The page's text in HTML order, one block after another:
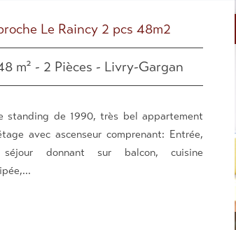
Le Raincy 2 pcs 48m2
m² - 2 Pièces - Livry-Gargan
standing de 1990, très bel appartement
avec ascenseur comprenant: Entrée,
donnant sur balcon, cuisine